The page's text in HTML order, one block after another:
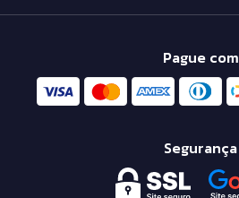
Pague com
Segurança